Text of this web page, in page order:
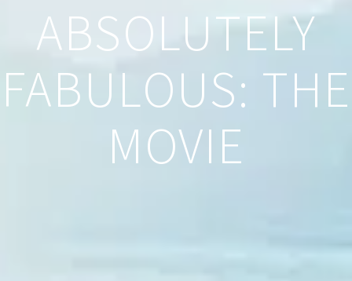
ABSOLUTELY
FABULOUS: THE
MOVIE